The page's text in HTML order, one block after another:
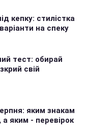
кепку: стилістка
на спеку
тест: обирай
свій
яким знакам
а яким - перевірок